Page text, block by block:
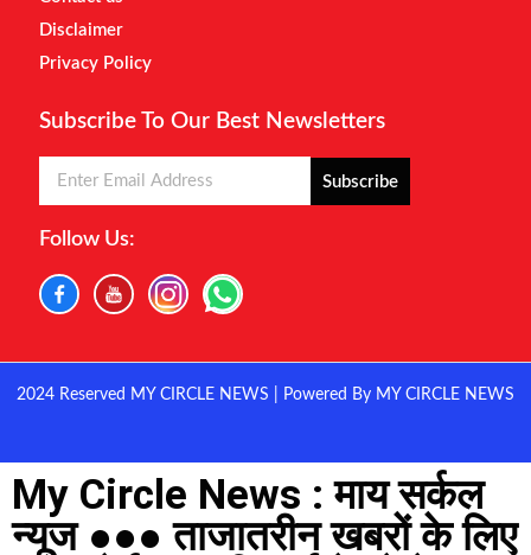
Disclaimer
Privacy Policy
Subscribe To Our Best Newsletters
Subscribe
Follow Us:
2024 Reserved MY CIRCLE NEWS | Powered By MY CIRCLE NEWS
My Circle News : माय सर्कल
न्यूज ●●● ताजातरीन खबरों के लिए